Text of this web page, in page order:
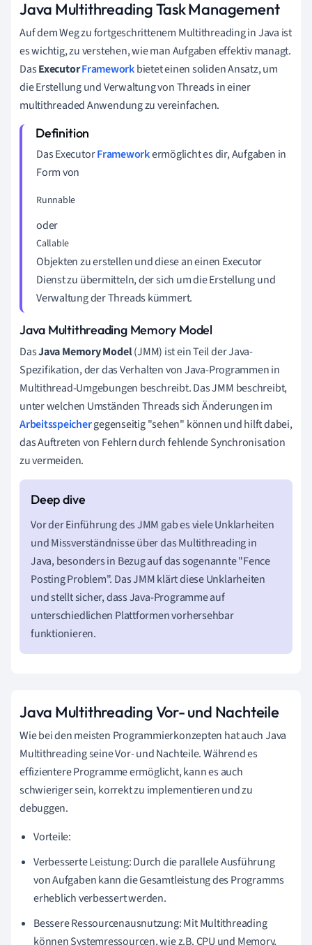
Java Multithreading Task Management
Auf dem Weg zu fortgeschrittenem Multithreading in Java ist
es wichtig, zu verstehen, wie man Aufgaben effektiv managt.
DasExecutorFrameworkbietet einen soliden Ansatz, um
die Erstellung und Verwaltung von Threads in einer
multithreaded Anwendung zu vereinfachen.
Das ExecutorFrameworkermöglicht es dir, Aufgaben in
Form von
Runnable
oder
Callable
Objekten zu erstellen und diese an einen Executor
Dienst zu übermitteln, der sich um die Erstellung und
Verwaltung der Threads kümmert.
Java Multithreading Memory Model
DasJava Memory Model(JMM) ist ein Teil der Java-
Spezifikation, der das Verhalten von Java-Programmen in
Multithread-Umgebungen beschreibt. Das JMM beschreibt,
unter welchen Umständen Threads sich Änderungen im
Arbeitsspeichergegenseitig "sehen" können und hilft dabei,
das Auftreten von Fehlern durch fehlende Synchronisation
zu vermeiden.
Vor der Einführung des JMM gab es viele Unklarheiten
und Missverständnisse über das Multithreading in
Java, besonders in Bezug auf das sogenannte "Fence
Posting Problem". Das JMM klärt diese Unklarheiten
und stellt sicher, dass Java-Programme auf
unterschiedlichen Plattformen vorhersehbar
funktionieren.
Java Multithreading Vor- und Nachteile
Wie bei den meisten Programmierkonzepten hat auch Java
Multithreading seine Vor- und Nachteile. Während es
effizientere Programme ermöglicht, kann es auch
schwieriger sein, korrekt zu implementieren und zu
debuggen.
Vorteile:
Verbesserte Leistung: Durch die parallele Ausführung
von Aufgaben kann die Gesamtleistung des Programms
erheblich verbessert werden.
Bessere Ressourcenausnutzung: Mit Multithreading
können Systemressourcen, wie z.B. CPU und Memory,